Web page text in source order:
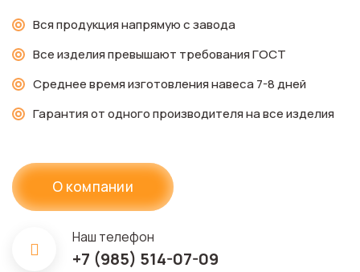
Вся продукция напрямую с завода
Все изделия превышают требования ГОСТ
Среднее время изготовления навеса 7-8 дней
Гарантия от одного производителя на все изделия
О компании
Наш телефон
+7 (985) 514-07-09